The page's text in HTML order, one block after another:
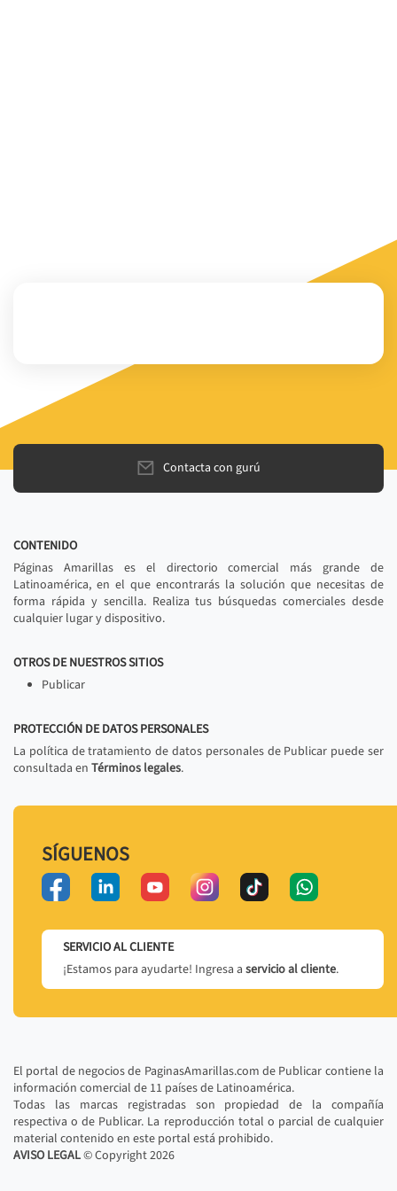
Contacta con gurú
CONTENIDO
Páginas Amarillas es el directorio comercial más grande de
Latinoamérica, en el que encontrarás la solución que necesitas de
forma rápida y sencilla. Realiza tus búsquedas comerciales desde
cualquier lugar y dispositivo.
OTROS DE NUESTROS SITIOS
Publicar
PROTECCIÓN DE DATOS PERSONALES
La política de tratamiento de datos personales de Publicar puede ser
consultada en Términos legales.
SÍGUENOS
SERVICIO AL CLIENTE
¡Estamos para ayudarte! Ingresa a servicio al cliente.
El portal de negocios de PaginasAmarillas.com de Publicar contiene la
información comercial de 11 países de Latinoamérica.
Todas las marcas registradas son propiedad de la compañía
respectiva o de Publicar. La reproducción total o parcial de cualquier
material contenido en este portal está prohibido.
AVISO LEGAL© Copyright2026